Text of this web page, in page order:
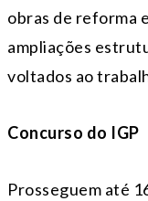
obras de reforma
ampliações
voltados ao
Concurso do IGP
Prosseguem até